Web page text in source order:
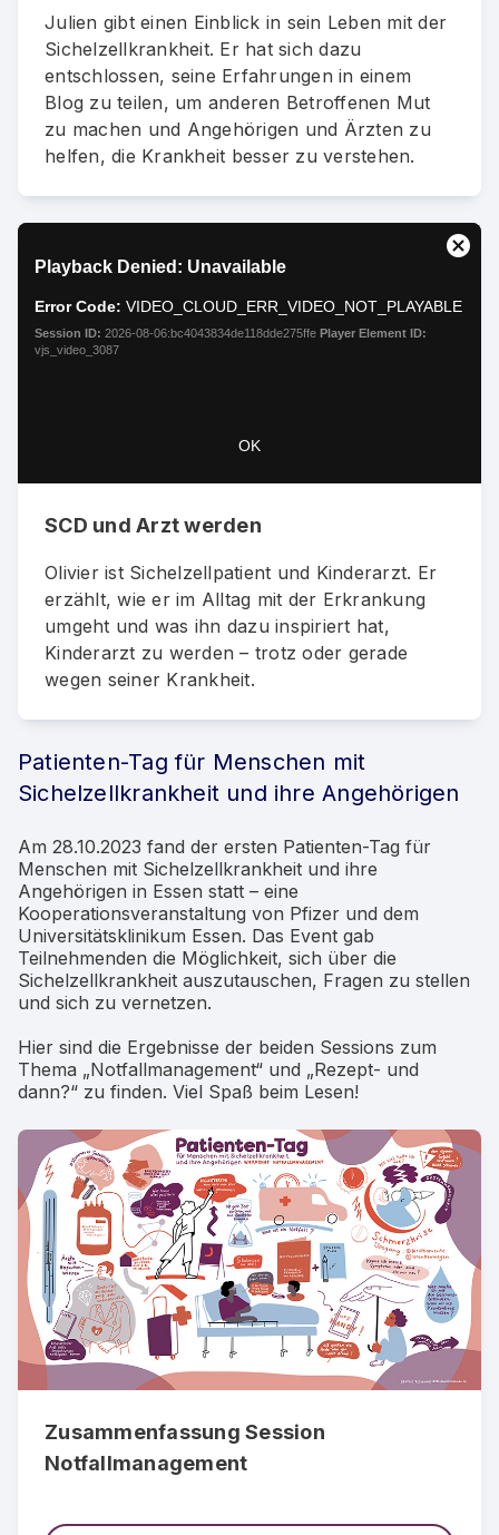
Julien gibt einen Einblick in sein Leben mit der
Sichelzellkrankheit. Er hat sich dazu
entschlossen, seine Erfahrungen in einem
Blog zu teilen, um anderen Betroffenen Mut
zu machen und Angehörigen und Ärzten zu
helfen, die Krankheit besser zu verstehen.
modal
window.
Playback Denied: Unavailable
Error Code: VIDEO_CLOUD_ERR_VIDEO_NOT_PLAYABLE
Session ID: 2026-08-06:bc4043834de118dde275ffe Player Element ID:
vjs_video_3087
OK
Close
SCD und Arzt werden
Olivier ist Sichelzellpatient und Kinderarzt. Er
erzählt, wie er im Alltag mit der Erkrankung
umgeht und was ihn dazu inspiriert hat,
Kinderarzt zu werden – trotz oder gerade
wegen seiner Krankheit.
Patienten-Tag für Menschen mit
Sichelzellkrankheit und ihre Angehörigen
Am 28.10.2023 fand der ersten Patienten-Tag für
Menschen mit Sichelzellkrankheit und ihre
Angehörigen in Essen statt – eine
Kooperationsveranstaltung von Pfizer und dem
Universitätsklinikum Essen. Das Event gab
Teilnehmenden die Möglichkeit, sich über die
Sichelzellkrankheit auszutauschen, Fragen zu stellen
und sich zu vernetzen.
Hier sind die Ergebnisse der beiden Sessions zum
Thema „Notfallmanagement“ und „Rezept- und
dann?“ zu finden. Viel Spaß beim Lesen!
Zusammenfassung Session
Notfallmanagement